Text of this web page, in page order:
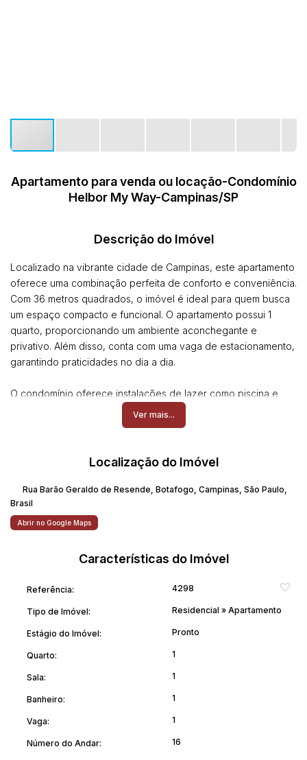
Apartamento para venda ou locação-Condomínio
Helbor My Way-Campinas/SP
Descrição do Imóvel
Localizado na vibrante cidade de Campinas, este apartamento
oferece uma combinação perfeita de conforto e conveniência.
Com 36 metros quadrados, o imóvel é ideal para quem busca
um espaço compacto e funcional. O apartamento possui 1
quarto, proporcionando um ambiente aconchegante e
privativo. Além disso, conta com uma vaga de estacionamento,
garantindo praticidades no dia a dia.
O condomínio oferece instalações de lazer como piscina e
academia, perfeitas para relaxar e manter a forma sem sair de
A proximidades de locais importantes, como o Instituto
Agronômico de Campinas (IAC), torna este apartamento uma
excelente escolha para estudantes e profissionais que
desejam estar perto de centros de estudo e pesquisa. Não
perca a oportunidade de viver em um local que oferece
Uma oportunidade ideal para viver com qualidade de vida em
uma das regiões mais dinâmicas da cidade.
Agende sua visita.
Ver mais...
Localização do Imóvel
Rua Barão Geraldo de Resende, Botafogo, Campinas, São Paulo,
Brasil
Abrir no Google Maps
Características do Imóvel
Referência: 4298
Tipo de Imóvel: Residencial » Apartamento
Estágio do Imóvel: Pronto
Quarto: 1
Sala: 1
Banheiro: 1
Vaga: 1
Número do Andar: 16